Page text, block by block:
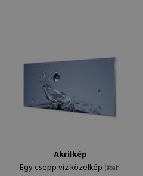
Akrilkép
Egy csepp víz közelkép (#oah-